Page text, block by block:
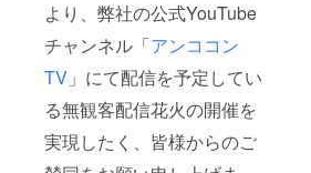
より、弊社の公式YouTube
チャンネル「アンココン
TV 」にて配信を予定してい
る無観客配信花火の開催を
実現したく、皆様からのご